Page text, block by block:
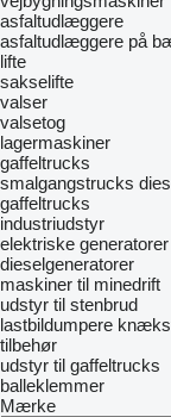
asfaltudlæggere
asfaltudlæggere på
lifte
sakselifte
valser
valsetog
lagermaskiner
gaffeltrucks
smalgangstrucks
gaffeltrucks
industriudstyr
elektriske generatorer
dieselgeneratorer
maskiner til minedrift
udstyr til stenbrud
lastbildumpere
tilbehør
udstyr til gaffeltrucks
balleklemmer
Mærke